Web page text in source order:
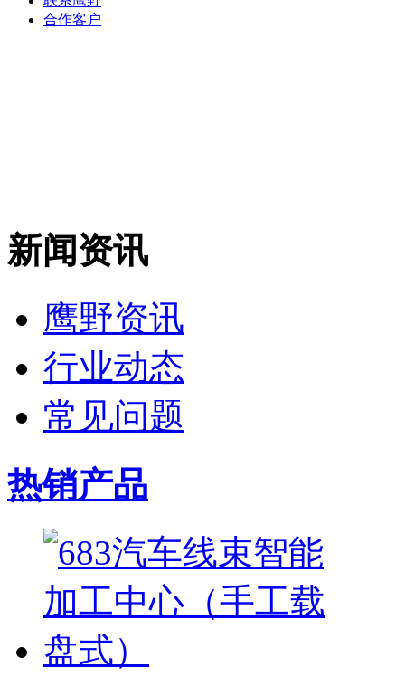
合作客户
新闻资讯
鹰野资讯
行业动态
常见问题
热销产品